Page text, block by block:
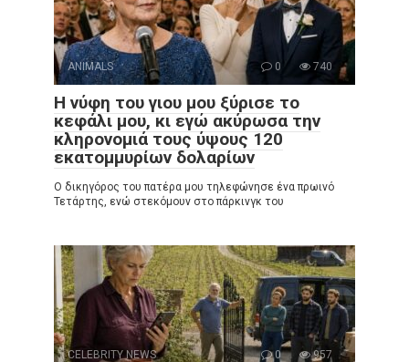
ANIMALS 0 740
Η νύφη του γιου μου ξύρισε το
κεφάλι μου, κι εγώ ακύρωσα την
κληρονομιά τους ύψους 120
εκατομμυρίων δολαρίων
Ο δικηγόρος του πατέρα μου τηλεφώνησε ένα πρωινό
Τετάρτης, ενώ στεκόμουν στο πάρκινγκ του
CELEBRITY NEWS 0 957